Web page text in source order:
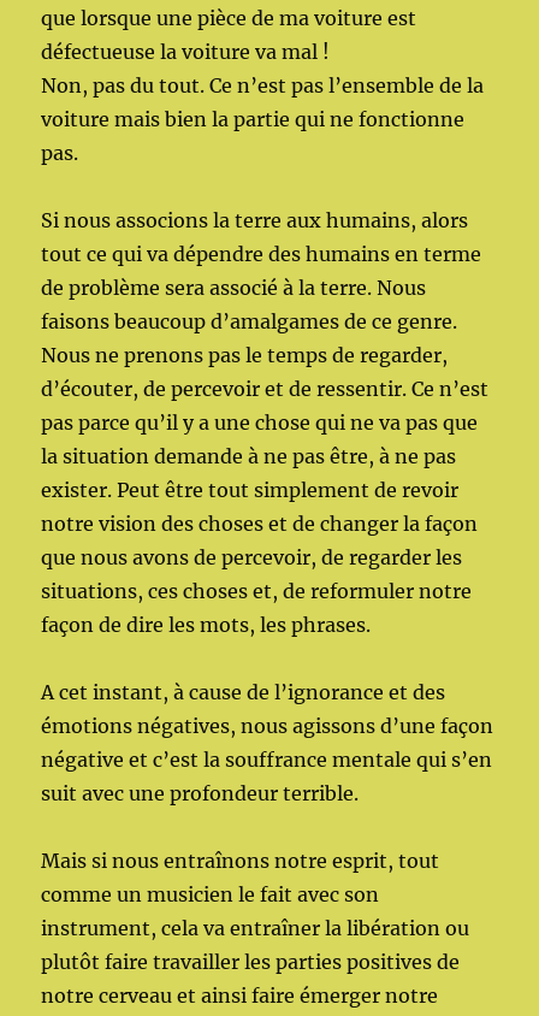
que lorsque une pièce de ma voiture est
défectueuse la voiture va mal !
Non, pas du tout. Ce n’est pas l’ensemble de la
voiture mais bien la partie qui ne fonctionne
pas.
Si nous associons la terre aux humains, alors
tout ce qui va dépendre des humains en terme
de problème sera associé à la terre. Nous
faisons beaucoup d’amalgames de ce genre.
Nous ne prenons pas le temps de regarder,
d’écouter, de percevoir et de ressentir. Ce n’est
pas parce qu’il y a une chose qui ne va pas que
la situation demande à ne pas être, à ne pas
exister. Peut être tout simplement de revoir
notre vision des choses et de changer la façon
que nous avons de percevoir, de regarder les
situations, ces choses et, de reformuler notre
façon de dire les mots, les phrases.
A cet instant, à cause de l’ignorance et des
émotions négatives, nous agissons d’une façon
négative et c’est la souffrance mentale qui s’en
suit avec une profondeur terrible.
Mais si nous entraînons notre esprit, tout
comme un musicien le fait avec son
instrument, cela va entraîner la libération ou
plutôt faire travailler les parties positives de
notre cerveau et ainsi faire émerger notre